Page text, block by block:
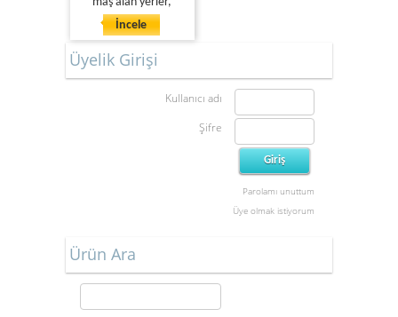
İncele
Üyelik Girişi
Kullanıcı adı
Şifre
Parolamı unuttum
Üye olmak istiyorum
Ürün Ara